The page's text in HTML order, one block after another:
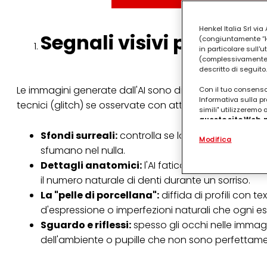
Segnali visivi per
Le immagini generate dall'AI sono diventate
tecnici (glitch) se osservate con attenzione.
Sfondi surreali:controlla se lo sfondo
sfumano nel nulla.
Dettagli anatomici:l'AI fatica ancora con la
il numero naturale di denti durante un sorriso.
La "pelle di porcellana":diffida di profili con
d'espressione o imperfezioni naturali che ogni
Sguardo e riflessi:spesso gli occhi nelle
dell'ambiente o pupille che non sono
Henkel Italia Srl via
(congiuntamente
in particolare
descritto di seguito.
Con il tuo
Informativa sulla
simili" utilizzeremo
questo sito
.
(rispettivamente
terzi, conservare
identificati) su
misurare e
Puoi trovare
collegata nel piè di
qualsiasi
collegata nel piè di
Modifica